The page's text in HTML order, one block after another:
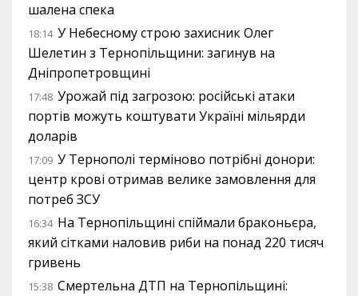
шалена спека
18:14 У Небесному строю захисник Олег
Шелетин з Тернопільщини: загинув на
Дніпропетровщині
17:48 Урожай під загрозою: російські атаки
портів можуть коштувати Україні мільярди
доларів
17:09 У Тернополі терміново потрібні донори:
центр крові отримав велике замовлення для
потреб ЗСУ
16:34 На Тернопільщині спіймали браконьєра,
який сітками наловив риби на понад 220 тисяч
гривень
15:38 Смертельна ДТП на Тернопільщині: